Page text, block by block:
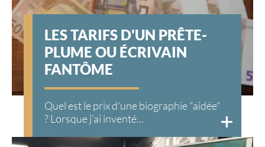
LES TARIFS D'UN PRÊTE-
PLUME OU ÉCRIVAIN
FANTÔME
Quel est le prix d'une biographie "aidée"
? Lorsque j'ai inventé...